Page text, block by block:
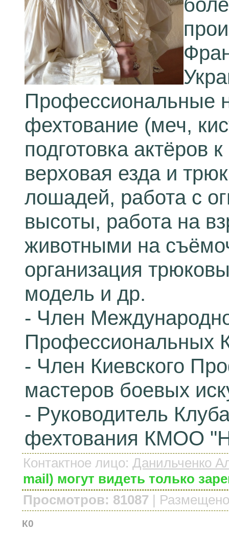
Профессиональные
фехтование (меч,
подготовка актёров
верховая езда и
лошадей, работа с
высоты, работа на
животными на
организация
модель и др.
- Член
Профессиональных
- Член Киевского
мастеров боевых
- Руководитель
фехтования КМОО
Контактное лицо: Данильченко
mail) могут видеть только
Просмотров: 81087 |
К0